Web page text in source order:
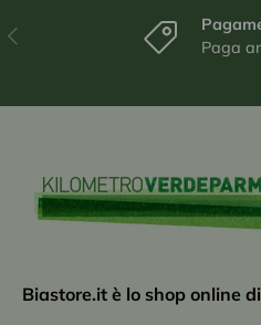
Indietro
Paga
Biastore.it è lo shop online